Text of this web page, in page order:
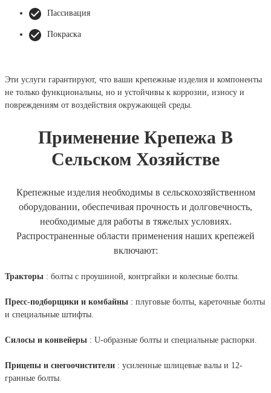
Пассивация
Покраска
Эти услуги гарантируют, что ваши крепежные изделия и компоненты
не только функциональны, но и устойчивы к коррозии, износу и
повреждениям от воздействия окружающей среды.
Применение Крепежа В
Сельском Хозяйстве
Крепежные изделия необходимы в сельскохозяйственном
оборудовании, обеспечивая прочность и долговечность,
необходимые для работы в тяжелых условиях.
Распространенные области применения наших крепежей
включают:
Тракторы : болты с проушиной, контргайки и колесные болты.
Пресс-подборщики и комбайны : плуговые болты, кареточные болты
и специальные штифты.
Силосы и конвейеры : U-образные болты и специальные распорки.
Прицепы и снегоочистители : усиленные шлицевые валы и 12-
гранные болты.